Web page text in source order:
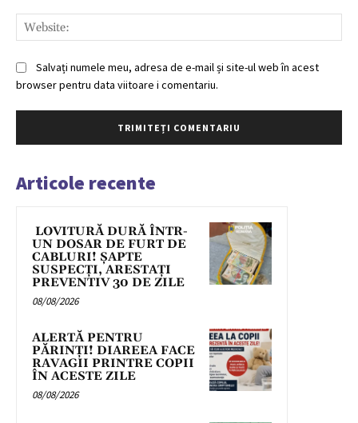
Salvați numele meu, adresa de e-mail și site-ul web în acest
browser pentru data viitoare i comentariu.
Articole recente
LOVITURĂ DURĂ ÎNTR-
UN DOSAR DE FURT DE
CABLURI! ȘAPTE
SUSPECȚI, ARESTAȚI
PREVENTIV 30 DE ZILE
08/08/2026
ALERTĂ PENTRU
PĂRINȚI! DIAREEA FACE
RAVAGII PRINTRE COPII
ÎN ACESTE ZILE
08/08/2026